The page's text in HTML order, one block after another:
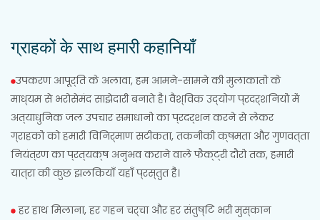
ग्राहकों के साथ हमारी कहानियाँ
उपकरण आपूर्ति के अलावा, हम आमने-सामने की मुलाकातों के
माध्यम से भरोसेमंद साझेदारी बनाते हैं। वैश्विक उद्योग प्रदर्शनियों में
अत्याधुनिक जल उपचार समाधानों का प्रदर्शन करने से लेकर
ग्राहकों को हमारी विनिर्माण सटीकता, तकनीकी क्षमता और गुणवत्ता
नियंत्रण का प्रत्यक्ष अनुभव कराने वाले फैक्ट्री दौरों तक, हमारी
यात्रा की कुछ झलकियाँ यहाँ प्रस्तुत हैं।
हर हाथ मिलाना, हर गहन चर्चा और हर संतुष्टि भरी मुस्कान